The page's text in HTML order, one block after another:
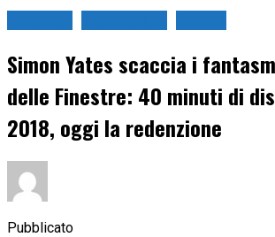
Simon Yates scaccia i
delle Finestre: 40 minuti di
2018, oggi la redenzione
Pubblicato